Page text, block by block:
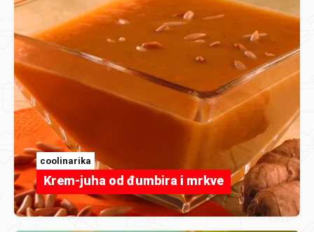
coolinarika
Krem-juha od đumbira i mrkve